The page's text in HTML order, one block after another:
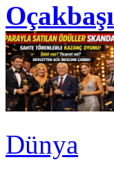
Oçakbaşı
Dünya